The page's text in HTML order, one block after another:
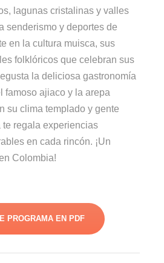
lagunas cristalinas y valles
senderismo y deportes de
en la cultura muisca, sus
folklóricos que celebran sus
la deliciosa gastronomía
famoso ajiaco y la arepa
su clima templado y gente
regala experiencias
en cada rincón. ¡Un
Colombia!
PROGRAMA EN PDF